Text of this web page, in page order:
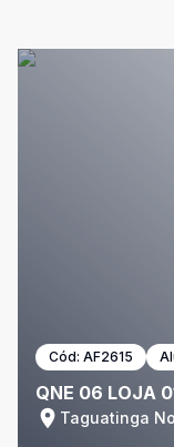
Cód: AF2615
QNE 06 LOJA
Taguatinga